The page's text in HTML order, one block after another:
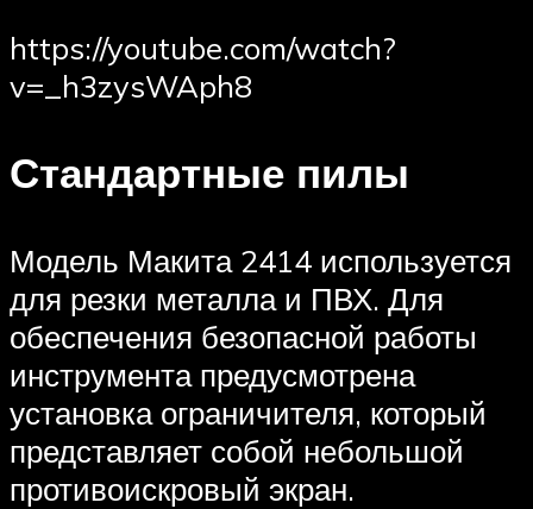
https://youtube.com/watch?
v=_h3zysWAph8
Стандартные пилы
Модель Макита 2414 используется
для резки металла и ПВХ. Для
обеспечения безопасной работы
инструмента предусмотрена
установка ограничителя, который
представляет собой небольшой
противоискровый экран.